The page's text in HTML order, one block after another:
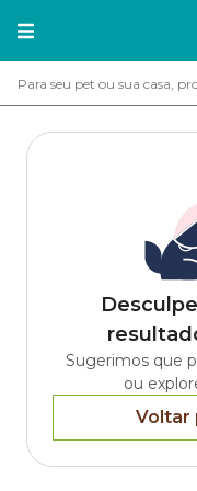
Sugerimos que
ou
Voltar